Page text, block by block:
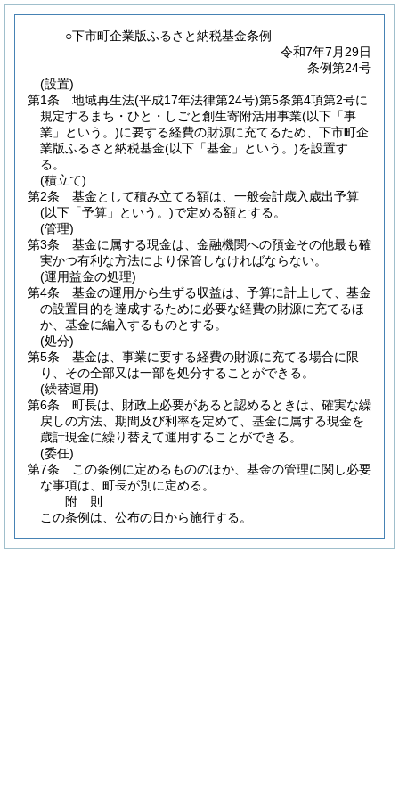
○下市町企業版ふるさと納税基金条例
令和7年7月29日
条例第24号
(設置)
第1条
地域再生法(平成17年法律第24号)第5条第4項第2号に
規定するまち・ひと・しごと創生寄附活用事業(以下「事
業」という。)に要する経費の財源に充てるため、下市町企
業版ふるさと納税基金(以下「基金」という。)を設置す
る。
(積立て)
第2条
基金として積み立てる額は、一般会計歳入歳出予算
(以下「予算」という。)で定める額とする。
(管理)
第3条
基金に属する現金は、金融機関への預金その他最も確
実かつ有利な方法により保管しなければならない。
(運用益金の処理)
第4条
基金の運用から生ずる収益は、予算に計上して、基金
の設置目的を達成するために必要な経費の財源に充てるほ
か、基金に編入するものとする。
(処分)
第5条
基金は、事業に要する経費の財源に充てる場合に限
り、その全部又は一部を処分することができる。
(繰替運用)
第6条
町長は、財政上必要があると認めるときは、確実な繰
戻しの方法、期間及び利率を定めて、基金に属する現金を
歳計現金に繰り替えて運用することができる。
(委任)
第7条
この条例に定めるもののほか、基金の管理に関し必要
な事項は、町長が別に定める。
附 則
この条例は、公布の日から施行する。